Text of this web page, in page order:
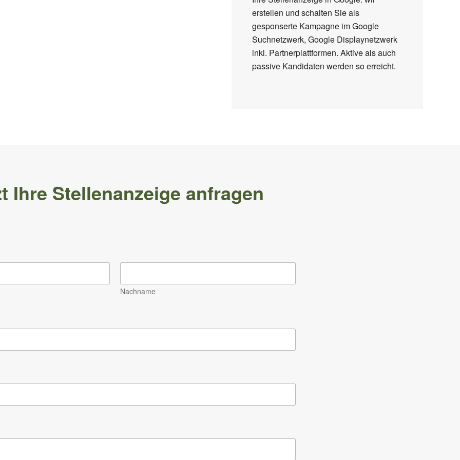
erstellen und schalten Sie als
gesponserte Kampagne im Google
Suchnetzwerk, Google Displaynetzwerk
inkl. Partnerplattformen. Aktive als auch
passive Kandidaten werden so erreicht.
Ihre Stellenanzeige anfragen
Nachname